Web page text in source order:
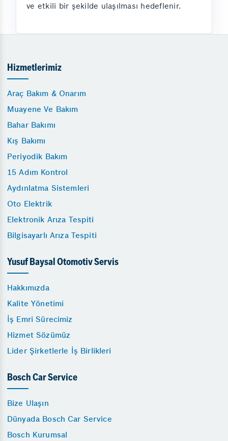
ve etkili bir şekilde ulaşılması hedeflenir.
Hizmetlerimiz
Araç Bakım & Onarım
Muayene Ve Bakım
Bahar Bakımı
Kış Bakımı
Periyodik Bakım
15 Adım Kontrol
Aydınlatma Sistemleri
Oto Elektrik
Elektronik Arıza Tespiti
Bilgisayarlı Arıza Tespiti
Yusuf Baysal Otomotiv Servis
Hakkımızda
Kalite Yönetimi
İş Emri Sürecimiz
Hizmet Sözümüz
Lider Şirketlerle İş Birlikleri
Bosch Car Service
Bize Ulaşın
Dünyada Bosch Car Service
Bosch Kurumsal